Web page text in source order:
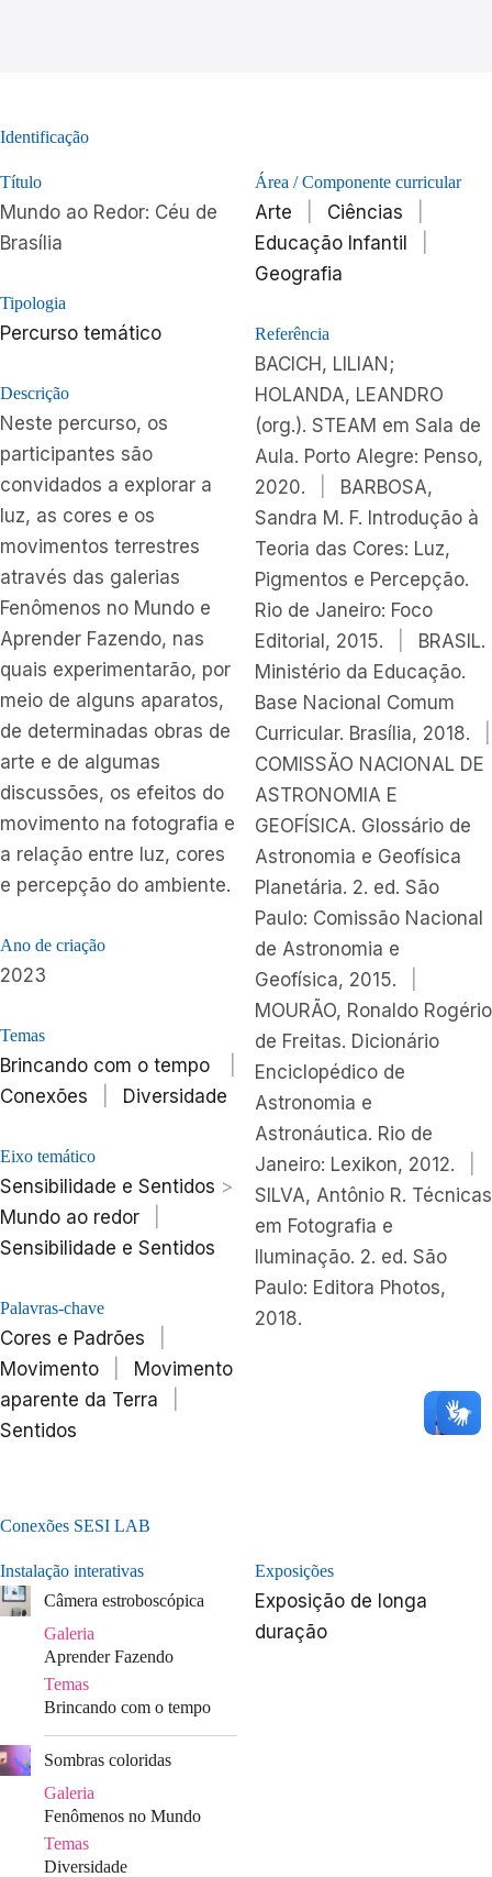
Identificação
Título
Mundo ao Redor: Céu de
Brasília
Tipologia
Percurso temático
Descrição
Neste percurso, os
participantes são
convidados a explorar a
luz, as cores e os
movimentos terrestres
através das galerias
Fenômenos no Mundo e
Aprender Fazendo, nas
quais experimentarão, por
meio de alguns aparatos,
de determinadas obras de
arte e de algumas
discussões, os efeitos do
movimento na fotografia e
a relação entre luz, cores
e percepção do ambiente.
Ano de criação
2023
Temas
Brincando com o tempo
Conexões
Diversidade
Eixo temático
Sensibilidade e Sentidos >
Mundo ao redor
Sensibilidade e Sentidos
Palavras-chave
Cores e Padrões
Movimento
Movimento
aparente da Terra
Sentidos
Área / Componente curricular
Arte Ciências
Educação Infantil
Geografia
Referência
BACICH, LILIAN;
HOLANDA, LEANDRO
(org.). STEAM em Sala de
Aula. Porto Alegre: Penso,
2020.
BARBOSA,
Sandra M. F. Introdução à
Teoria das Cores: Luz,
Pigmentos e Percepção.
Rio de Janeiro: Foco
Editorial, 2015.
BRASIL.
Ministério da Educação.
Base Nacional Comum
Curricular. Brasília, 2018.
COMISSÃO NACIONAL DE
ASTRONOMIA E
GEOFÍSICA. Glossário de
Astronomia e Geofísica
Planetária. 2. ed. São
Paulo: Comissão Nacional
de Astronomia e
Geofísica, 2015.
MOURÃO, Ronaldo Rogério
de Freitas. Dicionário
Enciclopédico de
Astronomia e
Astronáutica. Rio de
Janeiro: Lexikon, 2012.
SILVA, Antônio R. Técnicas
em Fotografia e
Iluminação. 2. ed. São
Paulo: Editora Photos,
2018.
Conexões SESI LAB
Instalação interativas
Câmera estroboscópica
Galeria
Aprender Fazendo
Temas
Brincando com o tempo
Sombras coloridas
Galeria
Fenômenos no Mundo
Temas
Diversidade
Exposições
Exposição de longa
duração